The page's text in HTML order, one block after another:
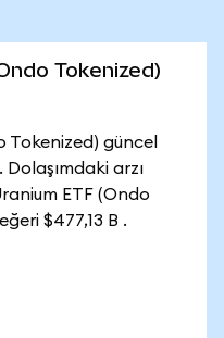
Tokenized)
Tokenized) güncel
arzı
ETF (Ondo
$477,13 B .